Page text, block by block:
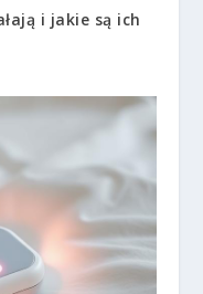
i jakie są ich